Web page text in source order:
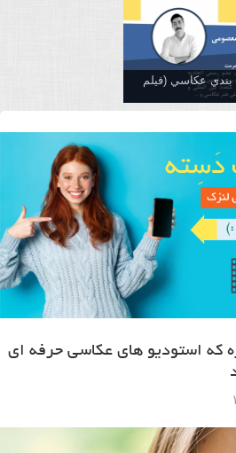
بندي عكاسي (فیلم
که استودیو های عکاسی حرفه ای